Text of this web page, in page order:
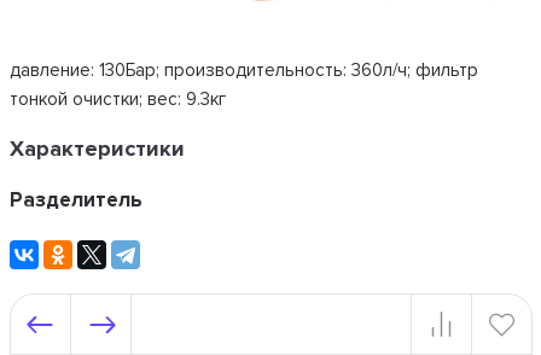
давление: 130Бар; производительность: 360л/ч; фильтр
тонкой очистки; вес: 9.3кг
Характеристики
Разделитель